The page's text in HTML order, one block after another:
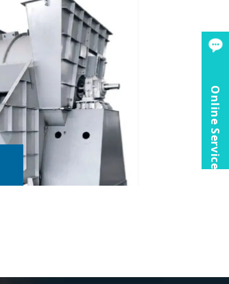
Online Service